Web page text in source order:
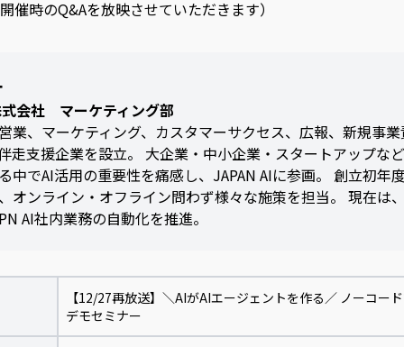
時のQ&Aを放映させていただきます）
式会社 マーケティング部
業、マーケティング、カスタマーサクセス、広報、新規事
走支援企業を設立。 大企業・中小企業・スタートアップな
中でAI活用の重要性を痛感し、JAPAN AIに参画。 創立初年
オンライン・オフライン問わず様々な施策を担当。 現在は
AI社内業務の自動化を推進。
【12/27再放送】＼AIがAIエージェントを作る／ ノーコー
デモセミナー